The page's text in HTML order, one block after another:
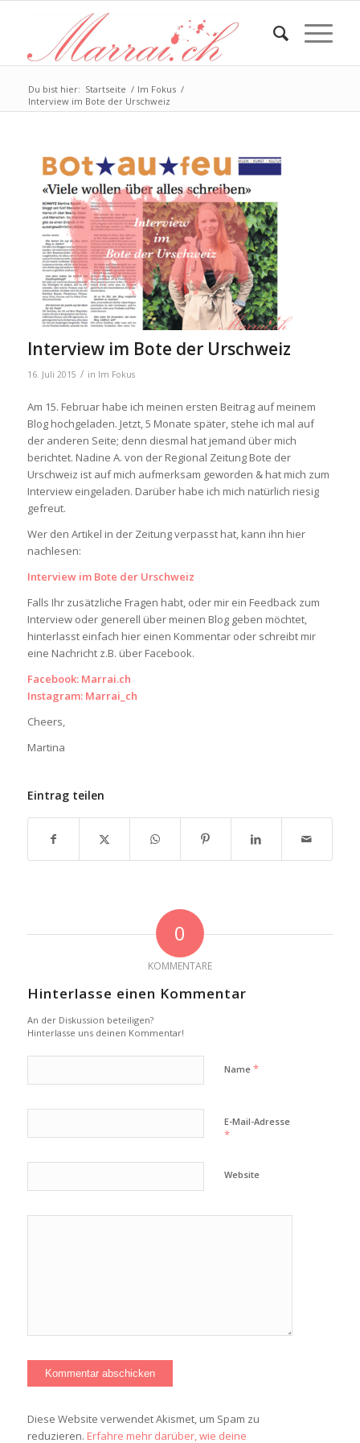
Du bist hier: Startseite / Im Fokus /
Interview im Bote der Urschweiz
Interview im Bote der Urschweiz
16. Juli 2015 / in Im Fokus
Am 15. Februar habe ich meinen ersten Beitrag auf meinem
Blog hochgeladen. Jetzt, 5 Monate später, stehe ich mal auf
der anderen Seite; denn diesmal hat jemand über mich
berichtet. Nadine A. von der Regional Zeitung Bote der
Urschweiz ist auf mich aufmerksam geworden & hat mich zum
Interview eingeladen. Darüber habe ich mich natürlich riesig
gefreut.
Wer den Artikel in der Zeitung verpasst hat, kann ihn hier
nachlesen:
Interview im Bote der Urschweiz
Falls Ihr zusätzliche Fragen habt, oder mir ein Feedback zum
Interview oder generell über meinen Blog geben möchtet,
hinterlasst einfach hier einen Kommentar oder schreibt mir
eine Nachricht z.B. über Facebook.
Facebook: Marrai.ch
Instagram: Marrai_ch
Cheers,
Martina
Eintrag teilen
0
KOMMENTARE
Hinterlasse einen Kommentar
An der Diskussion beteiligen?
Hinterlasse uns deinen Kommentar!
Name *
E-Mail-Adresse
*
Website
Diese Website verwendet Akismet, um Spam zu
reduzieren. Erfahre mehr darüber, wie deine